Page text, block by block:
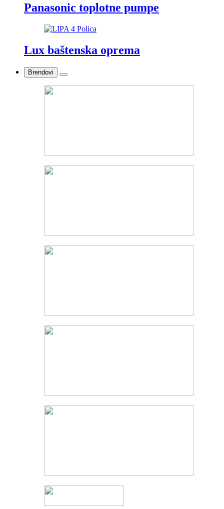
Panasonic toplotne pumpe
Lux baštenska oprema
Brendovi